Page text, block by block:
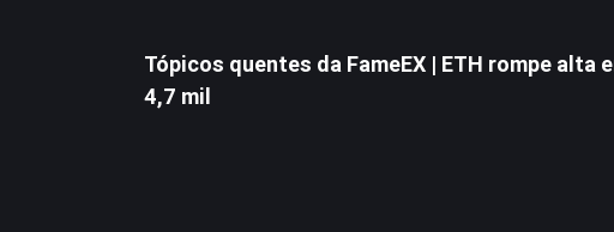
Tópicos quentes da FameEX | ETH rompe
4,7 mil